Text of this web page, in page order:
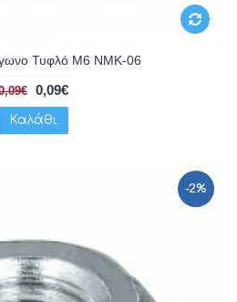
Τυφλό Μ6 NMK-06
0,09€
Καλάθι
-2%